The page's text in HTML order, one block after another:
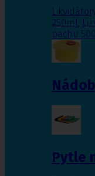
250ml,
pachu
Pytle